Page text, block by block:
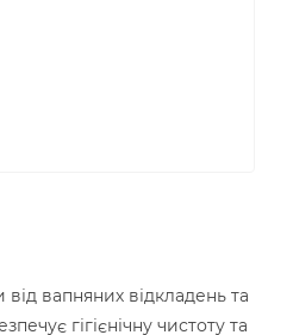
вапняних відкладень та
гігієнічну чистоту та